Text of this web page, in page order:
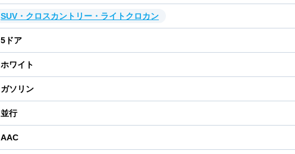
SUV・クロスカントリー・ライトクロカン
5 ドア
ホワイト
ガソリン
並行
AAC